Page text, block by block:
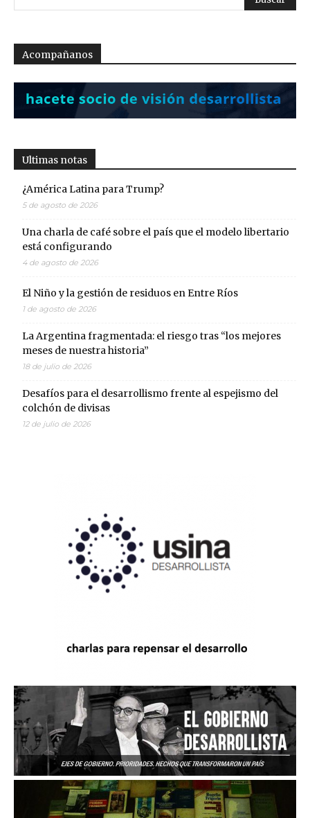
Acompañanos
Ultimas notas
¿América Latina para Trump?
5 de agosto de 2026
Una charla de café sobre el país que el modelo libertario
está configurando
4 de agosto de 2026
El Niño y la gestión de residuos en Entre Ríos
1 de agosto de 2026
La Argentina fragmentada: el riesgo tras “los mejores
meses de nuestra historia”
18 de julio de 2026
Desafíos para el desarrollismo frente al espejismo del
colchón de divisas
12 de julio de 2026